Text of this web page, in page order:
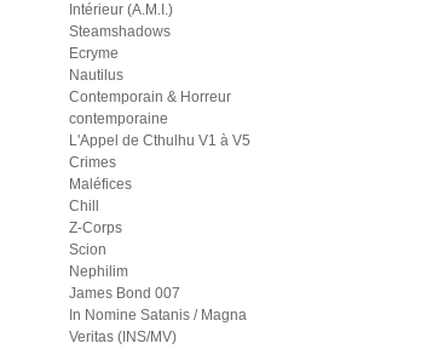
Intérieur (A.M.I.)
Steamshadows
Ecryme
Nautilus
Contemporain & Horreur
contemporaine
L'Appel de Cthulhu V1 à V5
Crimes
Maléfices
Chill
Z-Corps
Scion
Nephilim
James Bond 007
In Nomine Satanis / Magna
Veritas (INS/MV)